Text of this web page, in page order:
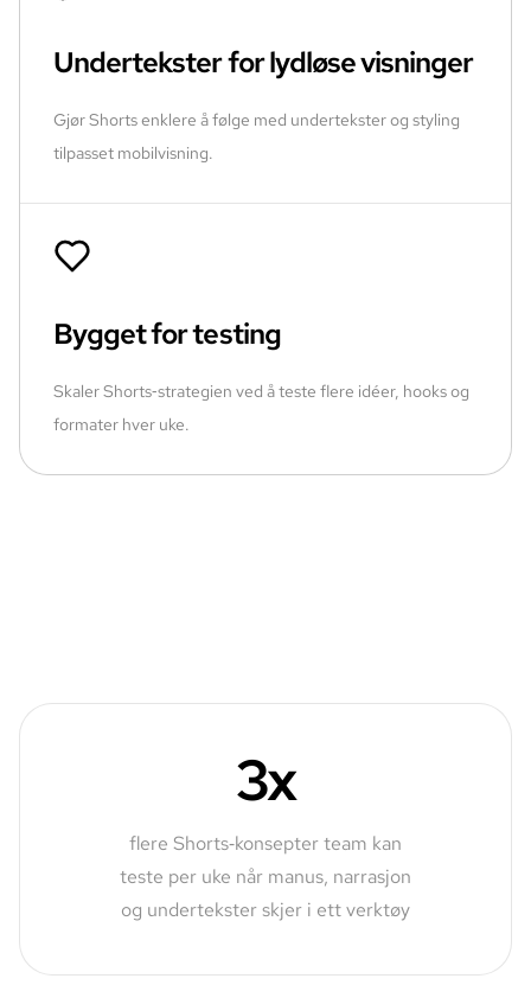
Undertekster for lydløse visninger
Gjør Shorts enklere å følge med undertekster og styling
tilpasset mobilvisning.
Bygget for testing
Skaler Shorts‑strategien ved å teste flere idéer, hooks og
formater hver uke.
3x
flere Shorts‑konsepter team kan
teste per uke når manus, narrasjon
og undertekster skjer i ett verktøy